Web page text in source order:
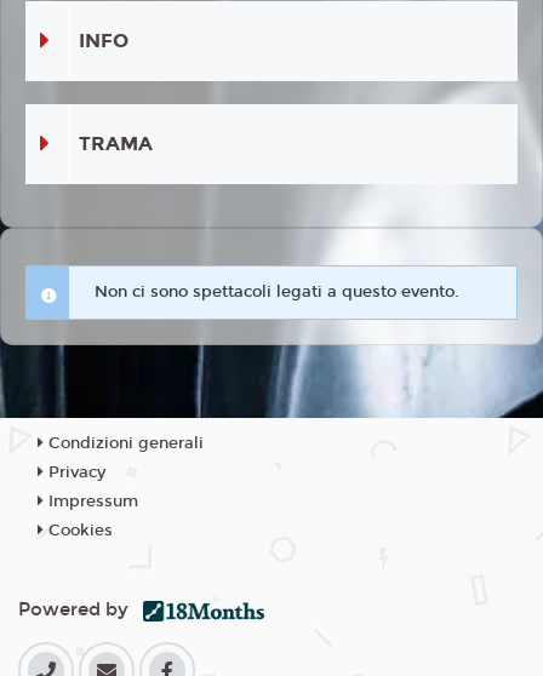
INFO
TRAMA
Non ci sono spettacoli legati a questo evento.
Condizioni generali
Privacy
Impressum
Cookies
Powered by